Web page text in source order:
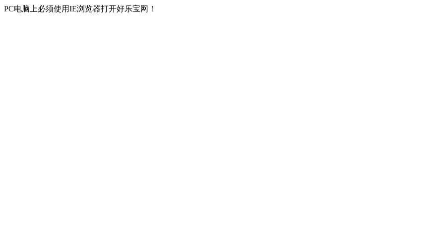
PC电脑上必须使用IE浏览器打开好乐宝网！